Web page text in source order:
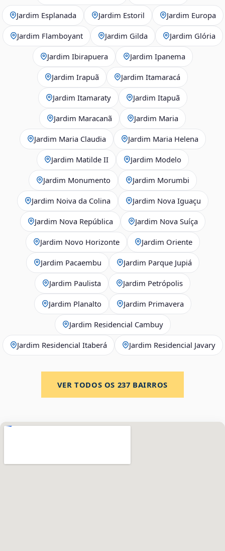
Jardim Esplanada Jardim Estoril Jardim Europa
Jardim Flamboyant Jardim Gilda Jardim Glória
Jardim Ibirapuera Jardim Ipanema
Jardim Irapuã Jardim Itamaracá
Jardim Itamaraty Jardim Itapuã
Jardim Maracanã Jardim Maria
Jardim Maria Claudia Jardim Maria Helena
Jardim Matilde II Jardim Modelo
Jardim Monumento Jardim Morumbi
Jardim Noiva da Colina Jardim Nova Iguaçu
Jardim Nova República Jardim Nova Suíça
Jardim Novo Horizonte Jardim Oriente
Jardim Pacaembu Jardim Parque Jupiá
Jardim Paulista Jardim Petrópolis
Jardim Planalto Jardim Primavera
Jardim Residencial Cambuy
Jardim Residencial Itaberá Jardim Residencial Javary
VER TODOS OS 237 BAIRROS